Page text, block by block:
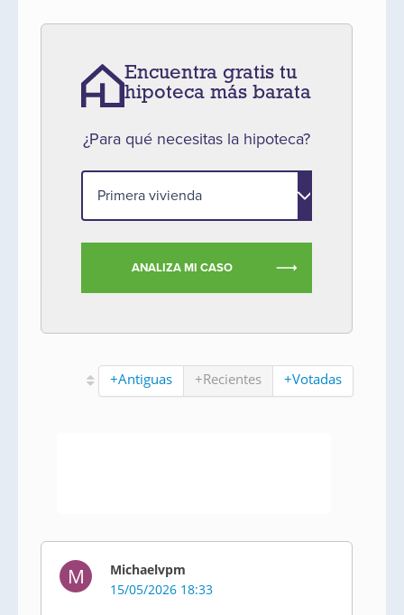
Encuentra gratis tu
hipoteca más barata
¿Para qué necesitas la hipoteca?
ANALIZA MI CASO
+Antiguas +Recientes +Votadas
M
Michaelvpm
15/05/2026 18:33